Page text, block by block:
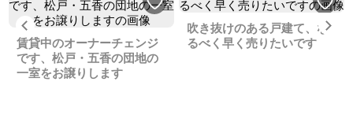
Previous
賃貸中のオーナーチェンジ
です、松戸・五香の団地の
一室をお譲りします
吹き抜けのある戸建て、な
るべく早く売りたいです